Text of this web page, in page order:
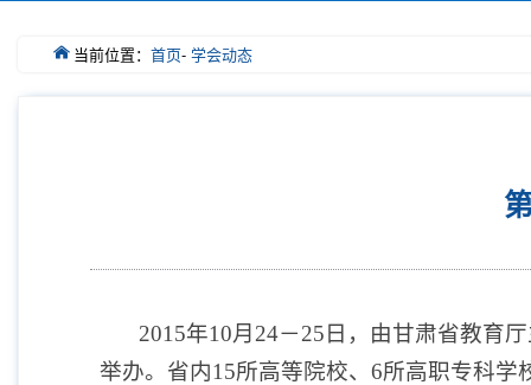
当前位置： 首页- 学会动态
2015年10月 24－25 日，由甘肃省教育
举办。省内15所高等院校、 6所高职专科学